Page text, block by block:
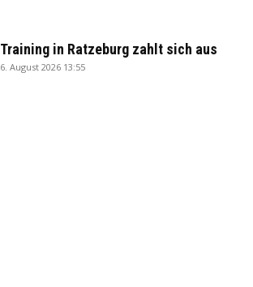
Training in Ratzeburg zahlt sich aus
6. August 2026 13:55